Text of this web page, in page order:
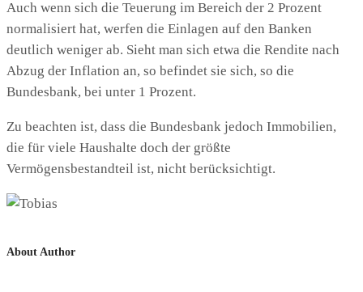
Auch wenn sich die Teuerung im Bereich der 2 Prozent
normalisiert hat, werfen die Einlagen auf den Banken
deutlich weniger ab. Sieht man sich etwa die Rendite nach
Abzug der Inflation an, so befindet sie sich, so die
Bundesbank, bei unter 1 Prozent.
Zu beachten ist, dass die Bundesbank jedoch Immobilien,
die für viele Haushalte doch der größte
Vermögensbestandteil ist, nicht berücksichtigt.
About Author